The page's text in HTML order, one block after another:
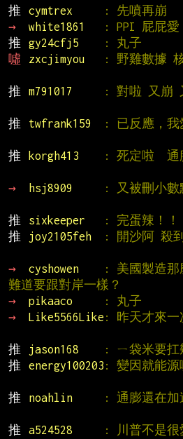
推
cymtrex : 先噴再崩
→
white1861 : PPI 屁屁愛
推
gy24cfj5 : 丸子
噓
zxcjimyou
: 野雞數據
推
m791017
: 對啦 又崩
推
twfrank159
: 已反應，我
推
korgh413
: 死定啦  通
→
hsj8909
: 又被刪小數
推
sixkeeper : 完蛋辣！！
推
joy2105feh
: 開沙阿 殺
→
cyshowen
: 美國製造那
難道要跟對岸一樣？
→
pikaaco : 丸子
→
Like5566Like : 昨天才來一
推
jason168 : ㄧ袋米要扛
推
energy100203 : 變因就能源
推
noahlin
: 通膨還在加
推
a524528 : 川普不是很